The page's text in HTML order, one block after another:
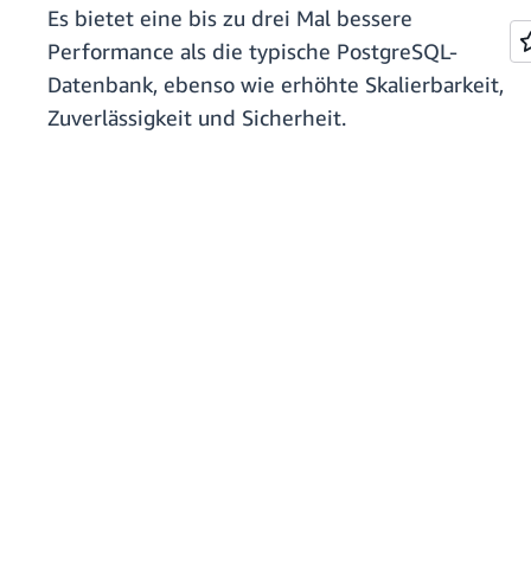
Es bietet eine bis zu drei Mal bessere
Performance als die typische PostgreSQL-
Datenbank, ebenso wie erhöhte Skalierbarkeit,
Zuverlässigkeit und Sicherheit.